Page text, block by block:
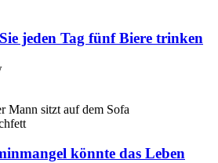
jeden Tag fünf Biere trinken
könnte das Leben